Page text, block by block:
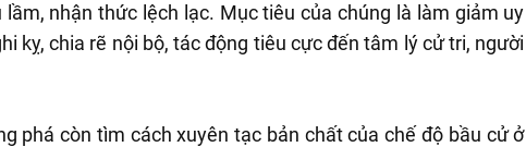
nhận thức lệch lạc. Mục tiêu của chúng là làm giảm uy
kỵ, chia rẽ nội bộ, tác động tiêu cực đến tâm lý cử tri, người
phá còn tìm cách xuyên tạc bản chất của chế độ bầu cử ở